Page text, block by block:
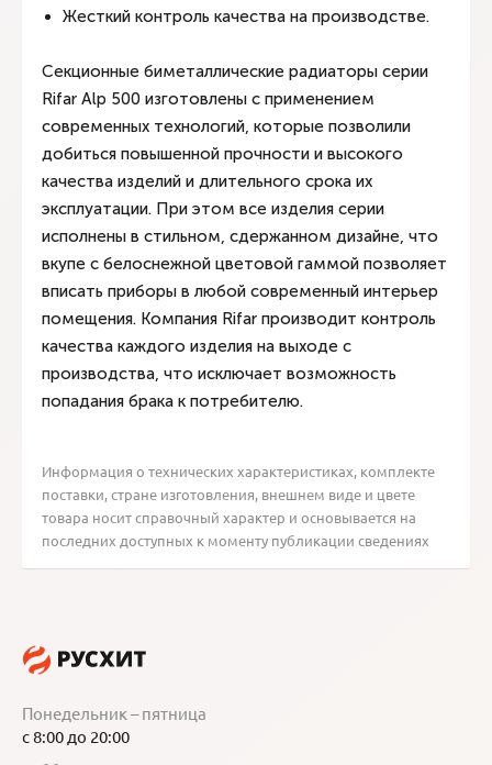
Жесткий контроль качества на производстве.
Секционные биметаллические радиаторы серии
Rifar Alp 500 изготовлены с применением
современных технологий, которые позволили
добиться повышенной прочности и высокого
качества изделий и длительного срока их
эксплуатации. При этом все изделия серии
исполнены в стильном, сдержанном дизайне, что
вкупе с белоснежной цветовой гаммой позволяет
вписать приборы в любой современный интерьер
помещения. Компания Rifar производит контроль
качества каждого изделия на выходе с
производства, что исключает возможность
попадания брака к потребителю.
Информация о технических характеристиках, комплекте
поставки, стране изготовления, внешнем виде и цвете
товара носит справочный характер и основывается на
последних доступных к моменту публикации сведениях
Понедельник – пятница
с 8:00 до 20:00